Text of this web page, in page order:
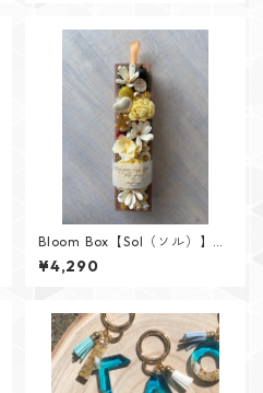
Bloom Box【Sol（ソル）】メ
ッセージカード付けられます✨
¥4,290